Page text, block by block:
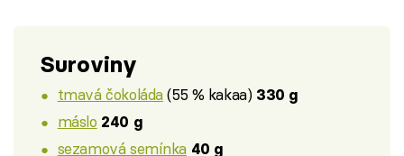
Suroviny
tmavá čokoláda(55 % kakaa) 330 g
máslo 240 g
sezamová semínka 40 g